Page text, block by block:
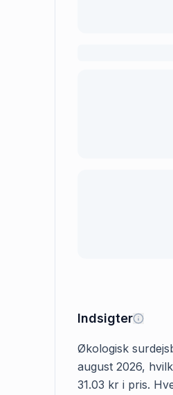
Indsigter
Økologisk
august 2026,
31.03 kr i pris.